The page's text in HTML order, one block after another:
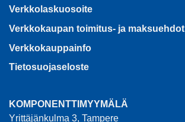
Verkkolaskuosoite
Verkkokaupan toimitus- ja maksuehdot
Verkkokauppainfo
Tietosuojaseloste
KOMPONENTTIMYYMÄLÄ
Yrittäjänkulma 3, Tampere